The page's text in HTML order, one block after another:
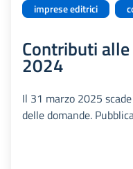
imprese editrici
Contributi
2024
Il 31 marzo 2025
delle domande.